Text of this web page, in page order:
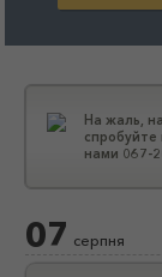
На жаль,
спробуйте
нами 067-
07 серпня